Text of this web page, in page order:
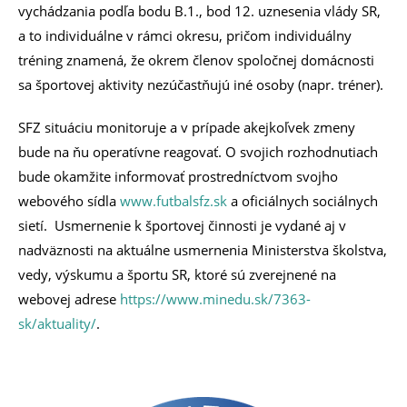
vychádzania podľa bodu B.1., bod 12. uznesenia vlády SR,
a to individuálne v rámci okresu, pričom individuálny
tréning znamená, že okrem členov spoločnej domácnosti
sa športovej aktivity nezúčastňujú iné osoby (napr. tréner).
SFZ situáciu monitoruje a v prípade akejkoľvek zmeny
bude na ňu operatívne reagovať. O svojich rozhodnutiach
bude okamžite informovať prostredníctvom svojho
webového sídla www.futbalsfz.sk a oficiálnych sociálnych
sietí. Usmernenie k športovej činnosti je vydané aj v
nadväznosti na aktuálne usmernenia Ministerstva školstva,
vedy, výskumu a športu SR, ktoré sú zverejnené na
webovej adrese https://www.minedu.sk/7363-
sk/aktuality/.